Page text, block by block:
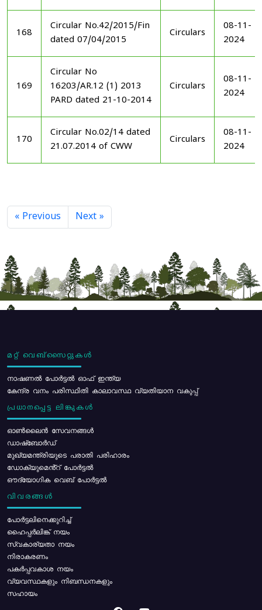
168
Circular No.42/2015/Fin
dated 07/04/2015
Circulars
08-11-
2024
169
Circular No
16203/AR.12 (1) 2013
PARD dated 21-10-2014
Circulars
08-11-
2024
170
Circular No.02/14 dated
21.07.2014 of CWW
Circulars
08-11-
2024
« Previous Next »
മറ്റ് വെബ്സൈറ്റുകൾ
നാഷണൽ പോർട്ടൽ ഓഫ് ഇന്ത്യ
കേന്ദ്ര വനം പരിസ്ഥിതി കാലാവസ്ഥ വ്യതിയാന വകുപ്പ്
പ്രധാനപ്പെട്ട ലിങ്കുകൾ
ഓൺലൈൻ സേവനങ്ങൾ
ഡാഷ്ബോർഡ്
മുഖ്യമന്ത്രിയുടെ പരാതി പരിഹാരം
ഡോക്യുമെൻ്റ് പോർട്ടൽ
ഔദ്യോഗിക വെബ് പോർട്ടൽ
വിവരങ്ങൾ
പോര്‍ട്ടലിനെക്കുറിച്ച്
ഹൈപ്പർലിങ്ക് നയം
സ്വകാര്യതാ നയം
നിരാകരണം
പകർപ്പവകാശ നയം
വ്യവസ്ഥകളും നിബന്ധനകളും
സഹായം